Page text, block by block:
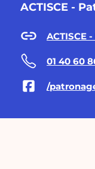
ACTISCE -
ACTISCE
01 40 60
/